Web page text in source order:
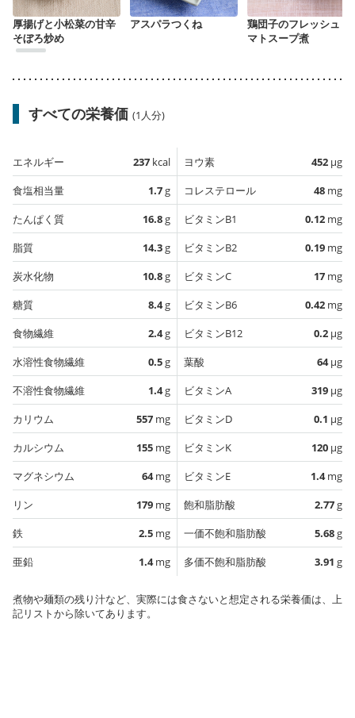
厚揚げと小松菜の甘辛
そぼろ炒め
アスパラつくね
鶏団子のフレッシュト
マトスープ煮
すべての栄養価 (1人分)
エネルギー 237 kcal
食塩相当量
1.7g
たんぱく質
16.8g
脂質
14.3g
炭水化物
10.8g
糖質
8.4g
食物繊維
2.4g
水溶性食物繊維
0.5g
不溶性食物繊維
1.4g
カリウム
557 mg
カルシウム
155 mg
マグネシウム
64mg
リン
179 mg
鉄
2.5 mg
亜鉛
1.4mg
ヨウ素 452 µg
コレステロール
48 mg
ビタミンB1
0.12 mg
ビタミンB2
0.19 mg
ビタミンC
17 mg
ビタミンB6
0.42 mg
ビタミンB12
0.2 µg
葉酸
64µg
ビタミンA
319 µg
ビタミンD
0.1 µg
ビタミンK
120 µg
ビタミンE
1.4mg
飽和脂肪酸
2.77g
一価不飽和脂肪酸
5.68g
多価不飽和脂肪酸
3.91 g
煮物や麺類の残り汁など、実際には食さないと想定される栄養価は、上
記リストから除いてあります。